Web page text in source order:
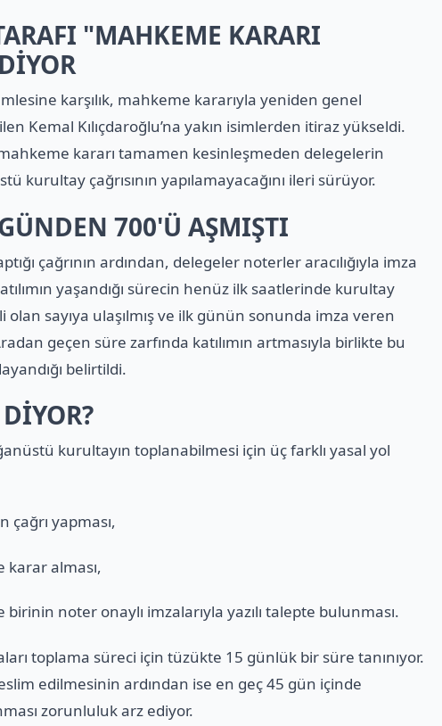
"MAHKEME KARARI
karşılık, mahkeme kararıyla yeniden genel
Kemal Kılıçdaroğlu’na yakın isimlerden itiraz yükseldi.
kararı tamamen kesinleşmeden delegelerin
kurultay çağrısının yapılamayacağını ileri sürüyor.
700'Ü AŞMIŞTI
çağrının ardından, delegeler noterler aracılığıyla imza
yaşandığı sürecin henüz ilk saatlerinde kurultay
olan sayıya ulaşılmış ve ilk günün sonunda imza veren
geçen süre zarfında katılımın artmasıyla birlikte bu
belirtildi.
kurultayın toplanabilmesi için üç farklı yasal yol
çağrı yapması,
karar alması,
noter onaylı imzalarıyla yazılı talepte bulunması.
toplama süreci için tüzükte 15 günlük bir süre tanınıyor.
edilmesinin ardından ise en geç 45 gün içinde
zorunluluk arz ediyor.